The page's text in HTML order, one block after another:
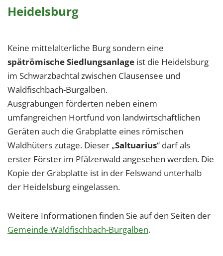
Heidelsburg
Keine mittelalterliche Burg sondern eine
spätrömische Siedlungsanlage ist die Heidelsburg
im Schwarzbachtal zwischen Clausensee und
Waldfischbach-Burgalben.
Ausgrabungen förderten neben einem
umfangreichen Hortfund von landwirtschaftlichen
Geräten auch die Grabplatte eines römischen
Waldhüters zutage. Dieser „Saltuarius“ darf als
erster Förster im Pfälzerwald angesehen werden. Die
Kopie der Grabplatte ist in der Felswand unterhalb
der Heidelsburg eingelassen.
Weitere Informationen finden Sie auf den Seiten der
Gemeinde Waldfischbach-Burgalben.